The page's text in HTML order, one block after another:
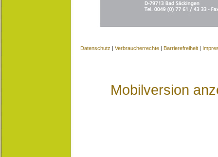
Datenschutz | Verbraucherrechte | Barrierefreiheit |
Mobilversion